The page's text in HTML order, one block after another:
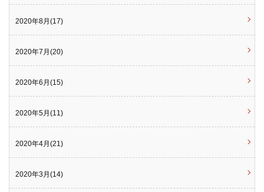
2020年8月(17)
2020年7月(20)
2020年6月(15)
2020年5月(11)
2020年4月(21)
2020年3月(14)